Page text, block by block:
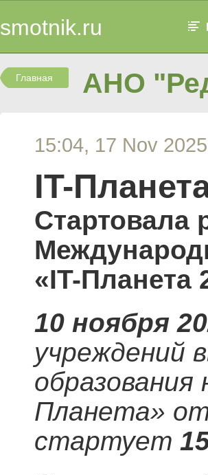
smotnik.ru
Главная АНО
15:04, 17 Nov 2025
IT-
Стартовала
«IT-Планета
10 ноября
учреждений
Планета»
стартует